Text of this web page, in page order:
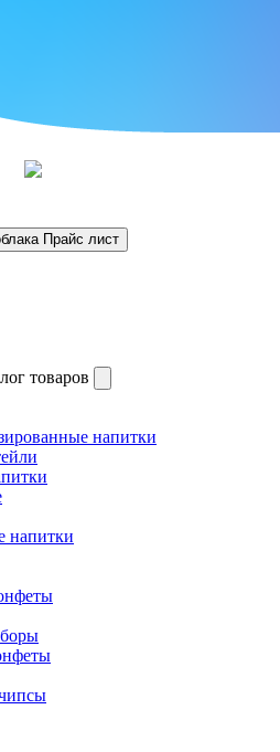
Прайс лист
товаров
напитки
напитки